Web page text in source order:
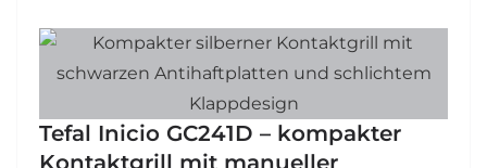
Tefal Inicio GC241D – kompakter
Kontaktgrill mit manueller